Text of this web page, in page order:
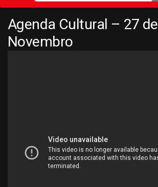
Agenda Cultural – 27 de
Novembro